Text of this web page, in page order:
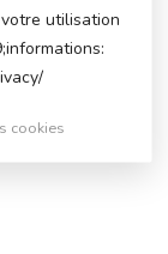
utilisation
cookies